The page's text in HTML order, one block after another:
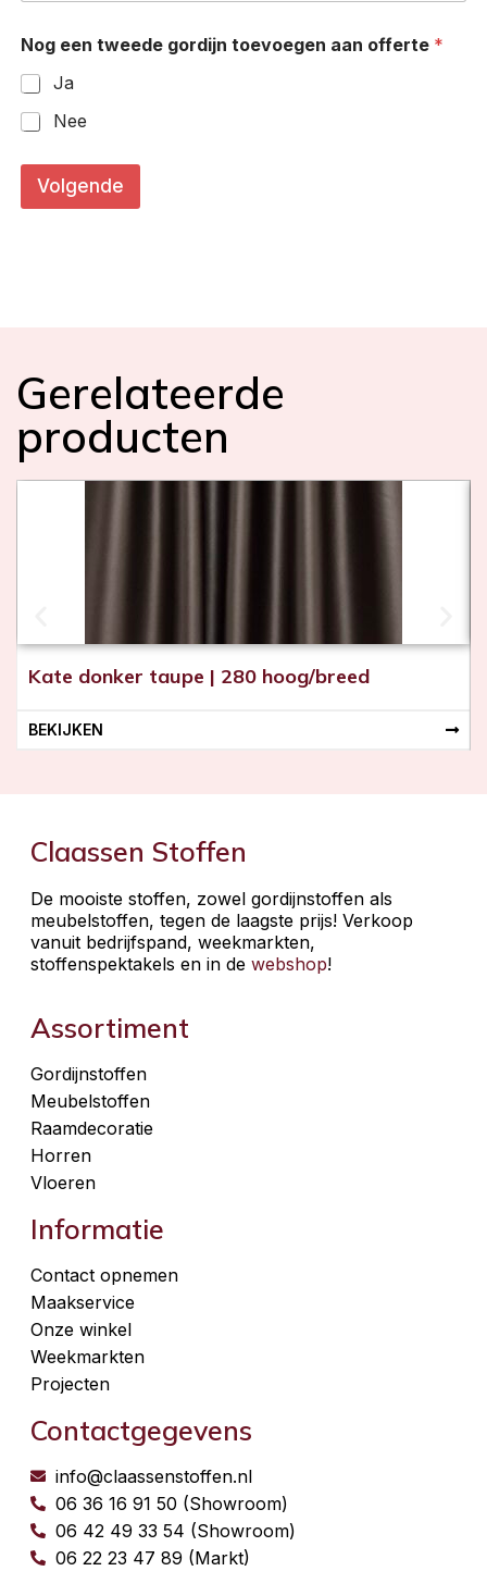
Nog een tweede gordijn toevoegen aan offerte *
Ja
Nee
Volgende
Gerelateerde
producten
Kate donker taupe | 280 hoog/breed
BEKIJKEN
Claassen Stoffen
De mooiste stoffen, zowel gordijnstoffen als
meubelstoffen, tegen de laagste prijs! Verkoop
vanuit bedrijfspand, weekmarkten,
stoffenspektakels en in de webshop!
Assortiment
Gordijnstoffen
Meubelstoffen
Raamdecoratie
Horren
Vloeren
Informatie
Contact opnemen
Maakservice
Onze winkel
Weekmarkten
Projecten
Contactgegevens
info@claassenstoffen.nl
06 36 16 91 50 (Showroom)
06 42 49 33 54 (Showroom)
06 22 23 47 89 (Markt)